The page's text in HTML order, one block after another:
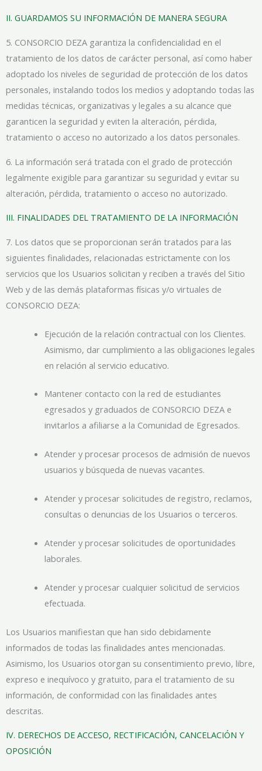
II. GUARDAMOS SU INFORMACIÓN DE MANERA SEGURA
5. CONSORCIO DEZA garantiza la confidencialidad en el
tratamiento de los datos de carácter personal, así como haber
adoptado los niveles de seguridad de protección de los datos
personales, instalando todos los medios y adoptando todas las
medidas técnicas, organizativas y legales a su alcance que
garanticen la seguridad y eviten la alteración, pérdida,
tratamiento o acceso no autorizado a los datos personales.
6. La información será tratada con el grado de protección
legalmente exigible para garantizar su seguridad y evitar su
alteración, pérdida, tratamiento o acceso no autorizado.
III. FINALIDADES DEL TRATAMIENTO DE LA INFORMACIÓN
7. Los datos que se proporcionan serán tratados para las
siguientes finalidades, relacionadas estrictamente con los
servicios que los Usuarios solicitan y reciben a través del Sitio
Web y de las demás plataformas físicas y/o virtuales de
CONSORCIO DEZA:
Ejecución de la relación contractual con los Clientes.
Asimismo, dar cumplimiento a las obligaciones legales
en relación al servicio educativo.
Mantener contacto con la red de estudiantes
egresados y graduados de CONSORCIO DEZA e
invitarlos a afiliarse a la Comunidad de Egresados.
Atender y procesar procesos de admisión de nuevos
usuarios y búsqueda de nuevas vacantes.
Atender y procesar solicitudes de registro, reclamos,
consultas o denuncias de los Usuarios o terceros.
Atender y procesar solicitudes de oportunidades
laborales.
Atender y procesar cualquier solicitud de servicios
efectuada.
Los Usuarios manifiestan que han sido debidamente
informados de todas las finalidades antes mencionadas.
Asimismo, los Usuarios otorgan su consentimiento previo, libre,
expreso e inequívoco y gratuito, para el tratamiento de su
información, de conformidad con las finalidades antes
descritas.
IV. DERECHOS DE ACCESO, RECTIFICACIÓN, CANCELACIÓN Y
OPOSICIÓN